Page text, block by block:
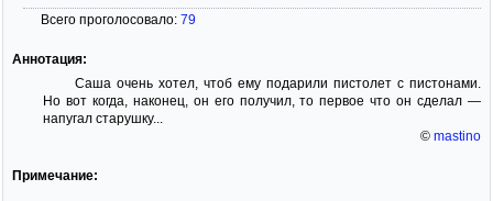
Всего проголосовало: 79
Аннотация:
Саша очень хотел, чтоб ему подарили пистолет с пистонами.
Но вот когда, наконец, он его получил, то первое что он сделал —
напугал старушку...
© mastino
Примечание: